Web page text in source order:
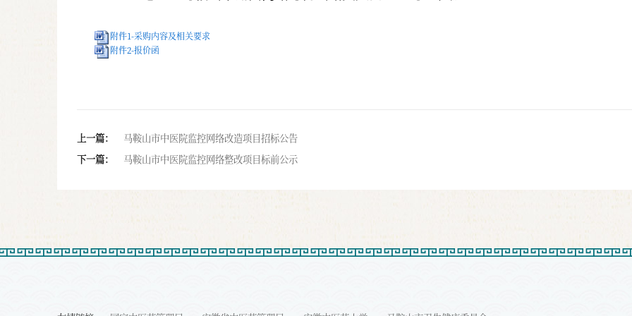
附件1-采购内容及相关要求
附件2-报价函
上一篇：
马鞍山市中医院监控网络改造项目招标公告
下一篇：
马鞍山市中医院监控网络整改项目标前公示